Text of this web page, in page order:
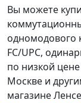
Вы можете
одномодового
FC/UPC,
по низкой
Москве и
магазине